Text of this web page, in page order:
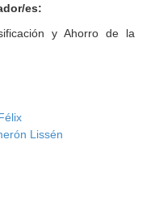
es:
y Ahorro de la
Lissén